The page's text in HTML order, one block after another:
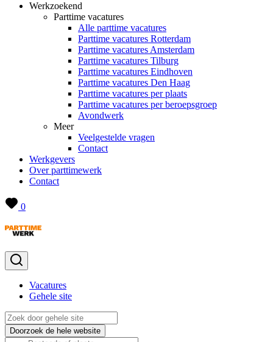
Werkzoekend
Parttime vacatures
Alle parttime vacatures
Parttime vacatures Rotterdam
Parttime vacatures Amsterdam
Parttime vacatures Tilburg
Parttime vacatures Eindhoven
Parttime vacatures Den Haag
Parttime vacatures per plaats
Parttime vacatures per beroepsgroep
Avondwerk
Meer
Veelgestelde vragen
Contact
Werkgevers
Over parttimewerk
Contact
0
Vacatures
Gehele site